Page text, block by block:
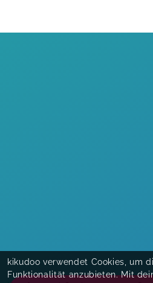
kikudoo verwendet Cookies, um
Funktionalität anzubieten. Mit